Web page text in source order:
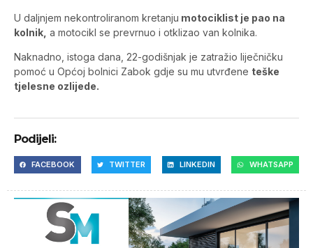
U daljnjem nekontroliranom kretanju motociklist je pao na
kolnik, a motocikl se prevrnuo i otklizao van kolnika.
Naknadno, istoga dana, 22-godišnjak je zatražio liječničku
pomoć u Općoj bolnici Zabok gdje su mu utvrđene teške
tjelesne ozlijede.
Podijeli:
FACEBOOK TWITTER LINKEDIN WHATSAPP